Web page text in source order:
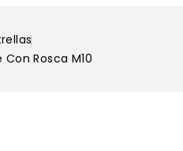
Rosca M10